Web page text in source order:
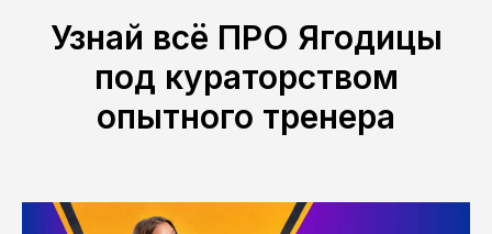
Узнай всё ПРО Ягодицы
под кураторством
опытного тренера